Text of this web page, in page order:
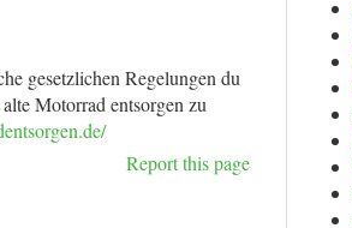
gesetzlichen Regelungen du
Motorrad entsorgen zu
Report this page